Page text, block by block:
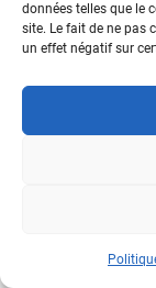
données telles que le
site. Le fait de ne pas
un effet négatif sur